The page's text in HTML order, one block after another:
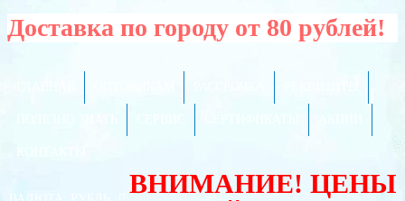
Доставка по городу от 80 рублей!
ВНИМАНИЕ! ЦЕНЫ